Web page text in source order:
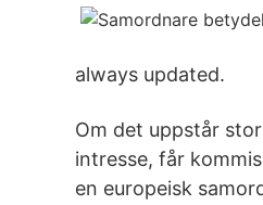
always updated.
Om det uppstår
intresse, får
en europeisk